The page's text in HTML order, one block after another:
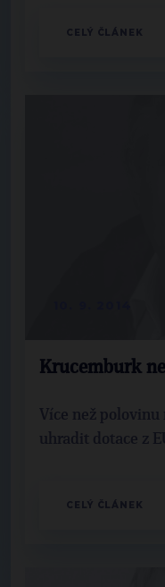
CELÝ ČLÁNEK
Krucemburk
Více než
uhradit dotace z
CELÝ ČLÁNEK